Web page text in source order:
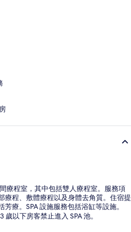
療程室，其中包括雙人療程室。服務項
療程、敷體療程以及身體去角質。住宿提
療。SPA 設施服務包括浴缸等設施。
歲以下房客禁止進入 SPA 池。